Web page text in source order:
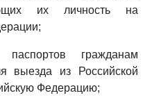
их личность на
гражданам
выезда из Российской
Федерацию;